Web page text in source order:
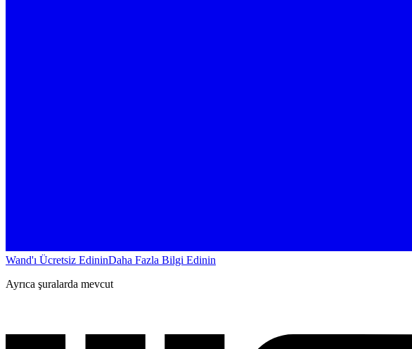
Wand'ı Ücretsiz EdininDaha Fazla Bilgi Edinin
Ayrıca şuralarda mevcut